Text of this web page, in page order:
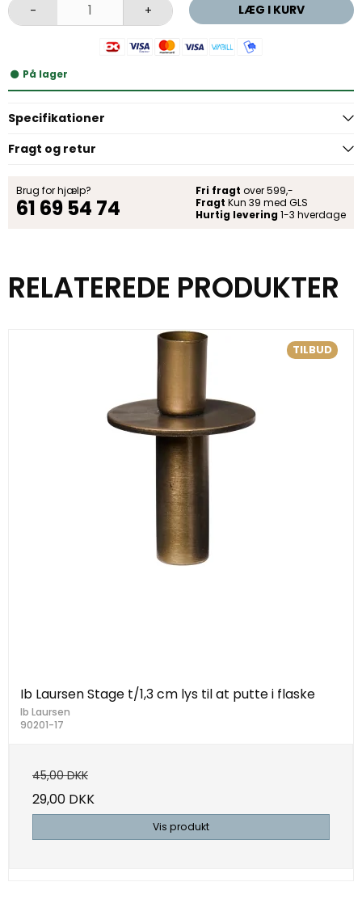
- + LÆG I KURV
På lager
Specifikationer
Fragt og retur
Brug for hjælp?
61 69 54 74
Fri fragt over 599,-
Fragt Kun 39 med GLS
Hurtig levering 1-3 hverdage
RELATEREDE PRODUKTER
TILBUD
Ib Laursen Stage t/1,3 cm lys til at putte i flaske
Ib Laursen
90201-17
45,00 DKK
29,00 DKK
Vis produkt